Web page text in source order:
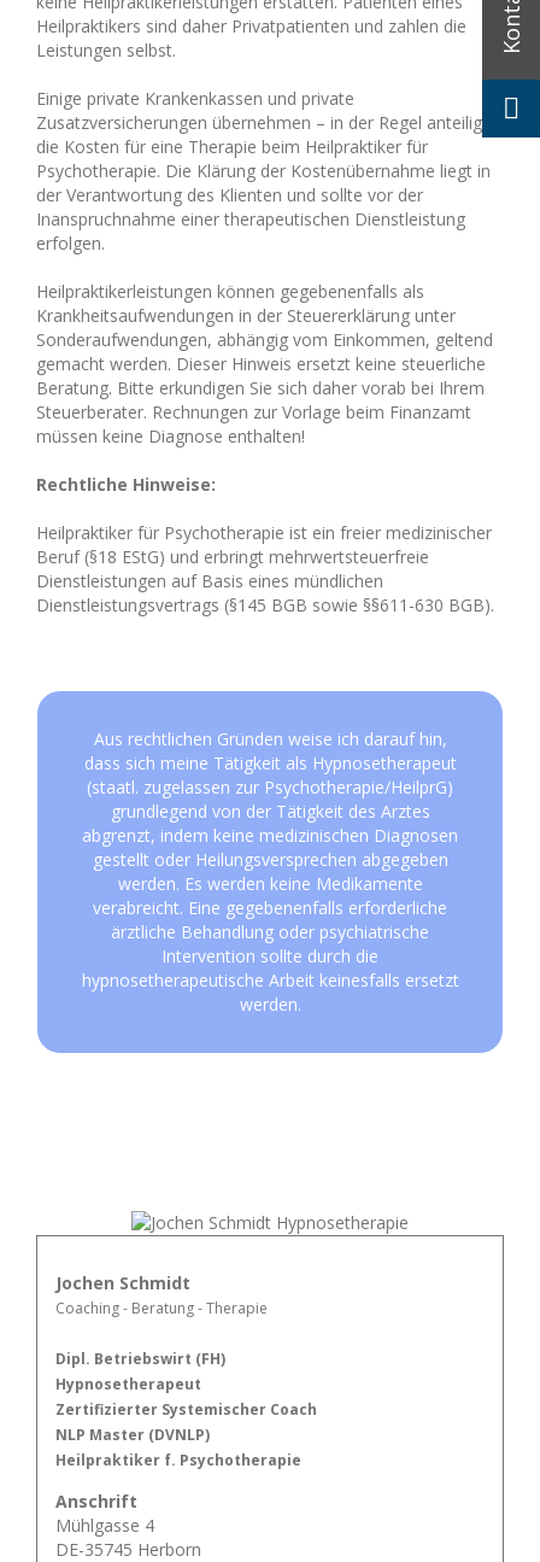
Heilpraktikers sind daher Privatpatienten und zahlen die
Leistungen selbst.
Einige private Krankenkassen und private
Zusatzversicherungen übernehmen – in der Regel anteilig –
die Kosten für eine Therapie beim Heilpraktiker für
Psychotherapie. Die Klärung der Kostenübernahme liegt in
der Verantwortung des Klienten und sollte vor der
Inanspruchnahme einer therapeutischen Dienstleistung
erfolgen.
Heilpraktikerleistungen können gegebenenfalls als
Krankheitsaufwendungen in der Steuererklärung unter
Sonderaufwendungen, abhängig vom Einkommen, geltend
gemacht werden. Dieser Hinweis ersetzt keine steuerliche
Beratung. Bitte erkundigen Sie sich daher vorab bei Ihrem
Steuerberater. Rechnungen zur Vorlage beim Finanzamt
müssen keine Diagnose enthalten!
Rechtliche Hinweise:
Heilpraktiker für Psychotherapie ist ein freier medizinischer
Beruf (§18 EStG) und erbringt mehrwertsteuerfreie
Dienstleistungen auf Basis eines mündlichen
Dienstleistungsvertrags (§145 BGB sowie §§611-630 BGB).
Aus rechtlichen Gründen weise ich darauf hin,
dass sich meine Tätigkeit als Hypnosetherapeut
(staatl. zugelassen zur Psychotherapie/HeilprG)
grundlegend von der Tätigkeit des Arztes
abgrenzt, indem keine medizinischen Diagnosen
gestellt oder Heilungsversprechen abgegeben
werden. Es werden keine Medikamente
verabreicht. Eine gegebenenfalls erforderliche
ärztliche Behandlung oder psychiatrische
Intervention sollte durch die
hypnosetherapeutische Arbeit keinesfalls ersetzt
werden.
Jochen Schmidt
Coaching - Beratung - Therapie
Dipl. Betriebswirt (FH)
Hypnosetherapeut
Zertifizierter Systemischer Coach
NLP Master (DVNLP)
Heilpraktiker f. Psychotherapie
Anschrift
Mühlgasse 4
DE-35745 Herborn